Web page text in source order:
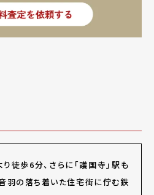
徒歩6分、さらに「護国寺」駅も
羽の落ち着いた住宅街に佇む鉄